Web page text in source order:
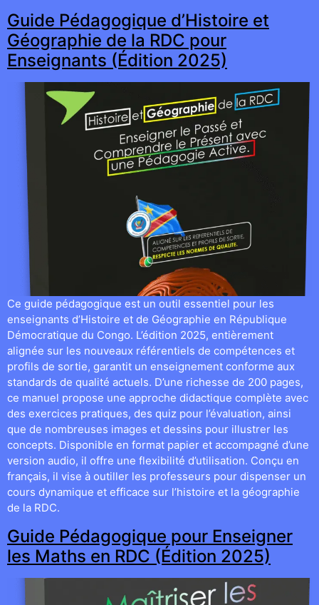
Guide Pédagogique d’Histoire et
Géographie de la RDC pour
Enseignants (Édition 2025)
Ce guide pédagogique est un outil essentiel pour les
enseignants d’Histoire et de Géographie en République
Démocratique du Congo. L’édition 2025, entièrement
alignée sur les nouveaux référentiels de compétences et
profils de sortie, garantit un enseignement conforme aux
standards de qualité actuels. D’une richesse de 200 pages,
ce manuel propose une approche didactique complète avec
des exercices pratiques, des quiz pour l’évaluation, ainsi
que de nombreuses images et dessins pour illustrer les
concepts. Disponible en format papier et accompagné d’une
version audio, il offre une flexibilité d’utilisation. Conçu en
français, il vise à outiller les professeurs pour dispenser un
cours dynamique et efficace sur l’histoire et la géographie
de la RDC.
Guide Pédagogique pour Enseigner
les Maths en RDC (Édition 2025)